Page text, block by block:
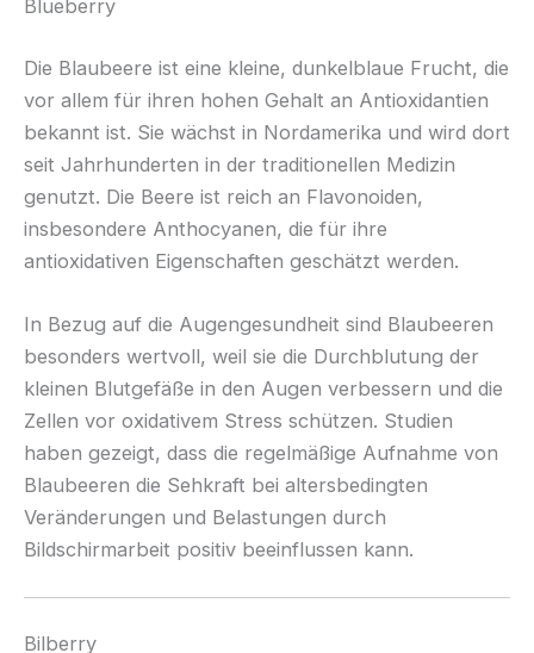
Blueberry
Die Blaubeere ist eine kleine, dunkelblaue Frucht, die
vor allem für ihren hohen Gehalt an Antioxidantien
bekannt ist. Sie wächst in Nordamerika und wird dort
seit Jahrhunderten in der traditionellen Medizin
genutzt. Die Beere ist reich an Flavonoiden,
insbesondere Anthocyanen, die für ihre
antioxidativen Eigenschaften geschätzt werden.
In Bezug auf die Augengesundheit sind Blaubeeren
besonders wertvoll, weil sie die Durchblutung der
kleinen Blutgefäße in den Augen verbessern und die
Zellen vor oxidativem Stress schützen. Studien
haben gezeigt, dass die regelmäßige Aufnahme von
Blaubeeren die Sehkraft bei altersbedingten
Veränderungen und Belastungen durch
Bildschirmarbeit positiv beeinflussen kann.
Bilberry